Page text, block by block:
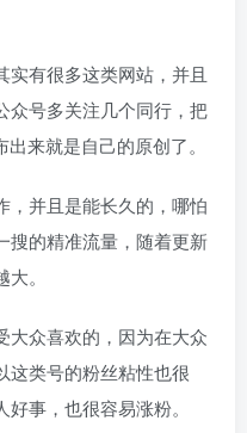
有很多这类网站，并且
众号多关注几个同行，把
来就是自己的原创了。
，并且是能长久的，哪怕
搜的精准流量，随着更新
。
大众喜欢的，因为在大众
这类号的粉丝粘性也很
事，也很容易涨粉。